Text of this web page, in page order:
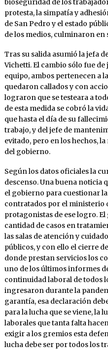
bioseguridad de los
protesta, la simpatía y
de San Pedro y el estado
de los medios, culminaron en
Tras su salida asumió la jefa
Vichetti. El cambio sólo fue
equipo, ambos pertenecen a
quedaron callados y con
lograron que se testeara a
de esta medida se cobró la
que hasta el día de su
trabajo, y del jefe de
evitado, pero en los hechos,
del gobierno.
Según los datos oficiales la
descenso. Una buena noticia
el gobierno para cuestionar
contratados por el ministerio
protagonistas de ese logro.
cantidad de casos en
las salas de atención y
públicos, y con ello el cierre
donde prestan servicios los
uno de los últimos informes
continuidad laboral de todos
ingresaron durante la
garantía, esa declaración
para la lucha que se viene, la
laborales que tanta falta
exigir a los gremios esta
lucha debe ser por todos los